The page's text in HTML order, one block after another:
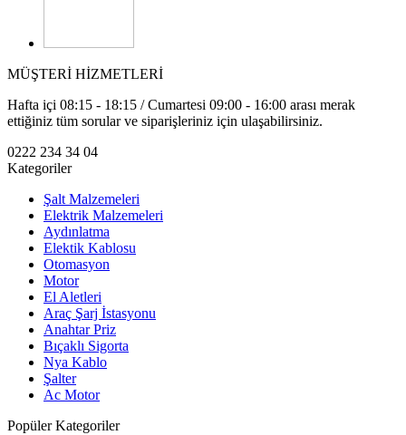
MÜŞTERİ HİZMETLERİ
Hafta içi 08:15 - 18:15 / Cumartesi 09:00 - 16:00 arası merak
ettiğiniz tüm sorular ve siparişleriniz için ulaşabilirsiniz.
0222 234 34 04
Kategoriler
Şalt Malzemeleri
Elektrik Malzemeleri
Aydınlatma
Elektik Kablosu
Otomasyon
Motor
El Aletleri
Araç Şarj İstasyonu
Anahtar Priz
Bıçaklı Sigorta
Nya Kablo
Şalter
Ac Motor
Popüler Kategoriler